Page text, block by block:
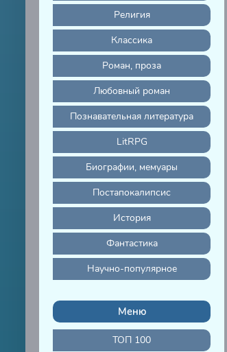
Религия
Классика
Роман, проза
Любовный роман
Познавательная литература
LitRPG
Биографии, мемуары
Постапокалипсис
История
Фантастика
Научно-популярное
Меню
ТОП 100